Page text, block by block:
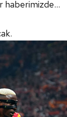
haberimizde...